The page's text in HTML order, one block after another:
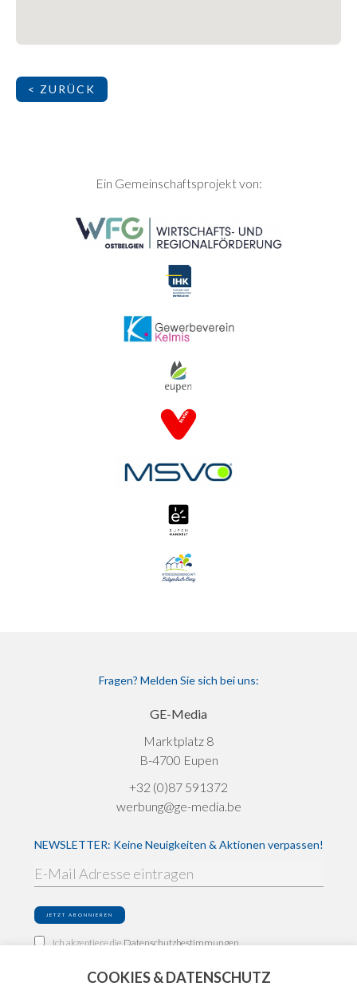
< ZURÜCK
SEITENFUSSEin Gemeinschaftsprojekt von:
Fragen? Melden Sie sich bei uns:
GE-Media
Marktplatz 8
B-4700 Eupen
+32 (0)87 591372
werbung@ge-media.be
NEWSLETTER: Keine Neuigkeiten & Aktionen verpassen!
Ich akzeptiere die Datenschutzbestimmungen
Impressum
COOKIES & DATENSCHUTZ